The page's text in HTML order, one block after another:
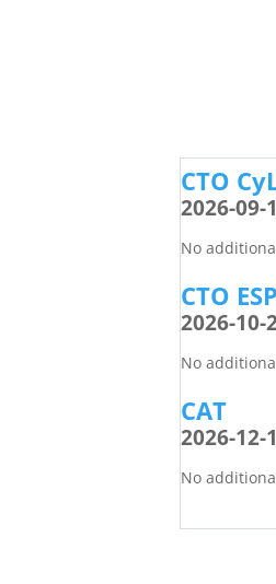
CTO
2026-09-
No
CTO
2026-10-
No
CAT
2026-12-
No